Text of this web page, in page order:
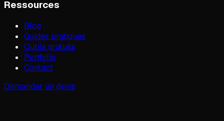
Ressources
Blog
Guides pratiques
Outils gratuits
Portfolio
Contact
Demander un devis